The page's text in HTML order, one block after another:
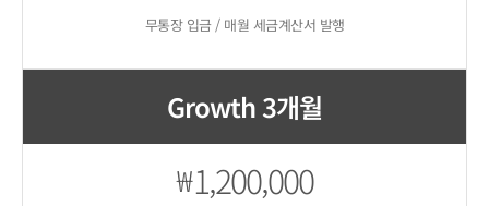
무통장 입금 / 매월 세금계산서 발행
Growth 3개월
₩1,200,000